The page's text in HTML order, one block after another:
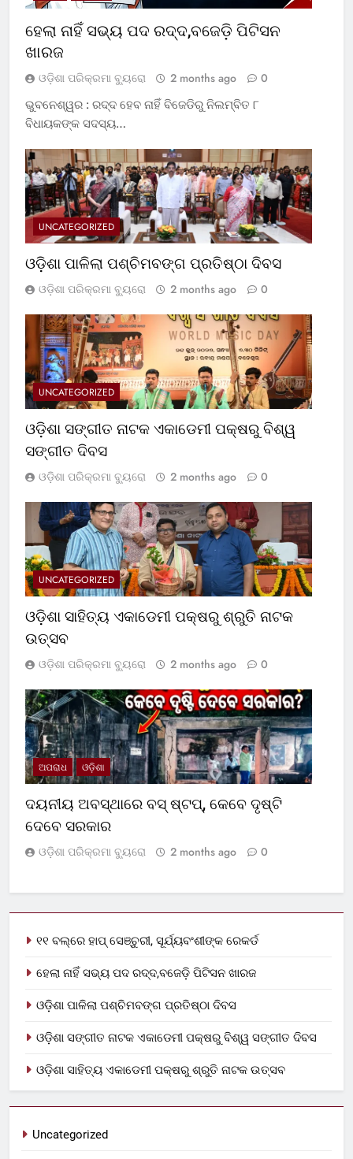
ହେଲା ନାହିଁ ସଭ୍ୟ ପଦ ରଦ୍ଦ,ବଜେଡ଼ି ପିଟିସନ
ଖାରଜ
ଓଡ଼ିଶା ପରିକ୍ରମା ବ୍ୟୁରୋ 2 months ago 0
ଭୁବନେଶ୍ୱର : ରଦ୍ଦ ହେବ ନାହିଁ ବିଜେଡିରୁ ନିଲମ୍ବିତ ୮
ବିଧାୟକଙ୍କ ସଦସ୍ୟ…
UNCATEGORIZED
ଓଡ଼ିଶା ପାଳିଲା ପଶ୍ଚିମବଙ୍ଗ ପ୍ରତିଷ୍ଠା ଦିବସ
ଓଡ଼ିଶା ପରିକ୍ରମା ବ୍ୟୁରୋ 2 months ago 0
UNCATEGORIZED
ଓଡ଼ିଶା ସଙ୍ଗୀତ ନାଟକ ଏକାଡେମୀ ପକ୍ଷରୁ ବିଶ୍ୱ
ସଙ୍ଗୀତ ଦିବସ
ଓଡ଼ିଶା ପରିକ୍ରମା ବ୍ୟୁରୋ 2 months ago 0
UNCATEGORIZED
ଓଡ଼ିଶା ସାହିତ୍ୟ ଏକାଡେମୀ ପକ୍ଷରୁ ଶ୍ରୁତି ନାଟକ
ଉତ୍ସବ
ଓଡ଼ିଶା ପରିକ୍ରମା ବ୍ୟୁରୋ 2 months ago 0
ଅପରାଧ ଓଡ଼ିଶା
ଦୟନୀୟ ଅବସ୍ଥାରେ ବସ୍‌ ଷ୍ଟପ୍‌, କେବେ ଦୃଷ୍ଟି
ଦେବେ ସରକାର
ଓଡ଼ିଶା ପରିକ୍ରମା ବ୍ୟୁରୋ 2 months ago 0
୧୧ ବଲ୍‌ରେ ହାପ୍ ସେଞ୍ଚୁରୀ, ସୂର୍ଯ୍ୟବଂଶୀଙ୍କ ରେକର୍ଡ
ହେଲା ନାହିଁ ସଭ୍ୟ ପଦ ରଦ୍ଦ,ବଜେଡ଼ି ପିଟିସନ ଖାରଜ
ଓଡ଼ିଶା ପାଳିଲା ପଶ୍ଚିମବଙ୍ଗ ପ୍ରତିଷ୍ଠା ଦିବସ
ଓଡ଼ିଶା ସଙ୍ଗୀତ ନାଟକ ଏକାଡେମୀ ପକ୍ଷରୁ ବିଶ୍ୱ ସଙ୍ଗୀତ ଦିବସ
ଓଡ଼ିଶା ସାହିତ୍ୟ ଏକାଡେମୀ ପକ୍ଷରୁ ଶ୍ରୁତି ନାଟକ ଉତ୍ସବ
Uncategorized